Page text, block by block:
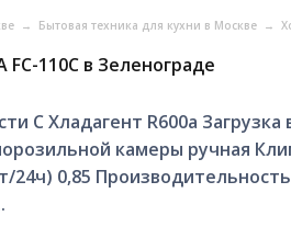
→ Бытовая техника для кухни в Москве →
110C в Зеленограде
С Хладагент R600a Загрузка
камеры ручная
24ч) 0,85